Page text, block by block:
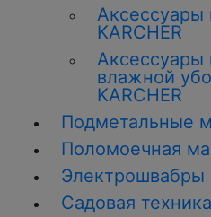
Аксессуары
KARCHER
Аксессуары
влажной
KARCHER
Подметальные
Поломоечная
Электрошвабры
Садовая техника